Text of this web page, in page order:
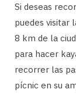
Si deseas
puedes visitar
8 km de la
para hacer
recorrer las
pícnic en su